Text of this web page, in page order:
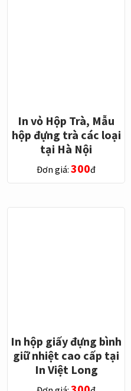
In vỏ Hộp Trà, Mẫu
hộp đựng trà các loại
tại Hà Nội
Đơn giá: 300đ
In hộp giấy đựng bình
giữ nhiệt cao cấp tại
In Việt Long